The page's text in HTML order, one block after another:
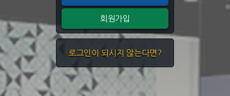
회원가입
로그인이 되시지 않는다면?